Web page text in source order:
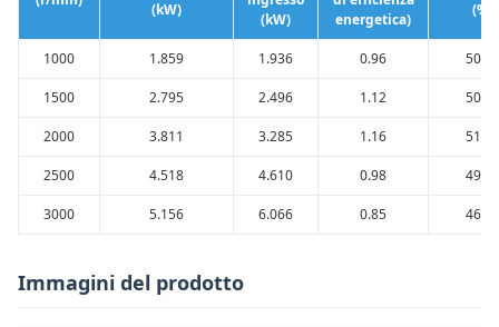
(kW)
(kW)
energetica)
(%)
1000 1.859 1.936 0.96 50.47
1500 2.795 2.496 1.12 50.59
2000 3.811 3.285 1.16 51.73
2500 4.518 4.610 0.98 49.06
3000 5.156 6.066 0.85 46.66
Immagini del prodotto